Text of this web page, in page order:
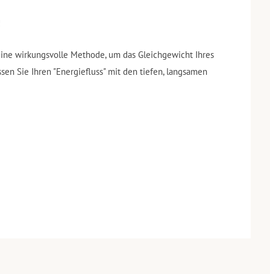
wirkungsvolle Methode, um das Gleichgewicht Ihres
Sie Ihren "Energiefluss" mit den tiefen, langsamen